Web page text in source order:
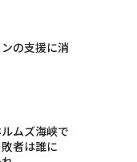
の支援に消
ムズ海峡で
者は誰に